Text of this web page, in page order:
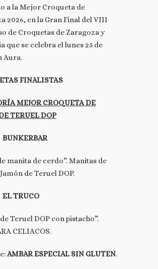
a la Mejor Croqueta de
2026, en la Gran Final del VIII
de Croquetas de Zaragoza y
que se celebra el lunes 25 de
Aura.
FINALISTAS
MEJOR CROQUETA DE
TERUEL DOP
BUNKERBAR
manita de cerdo”. Manitas de
de Teruel DOP.
EL TRUCO
Teruel DOP con pistacho”.
CELIACOS.
AMBAR ESPECIAL SIN GLUTEN.